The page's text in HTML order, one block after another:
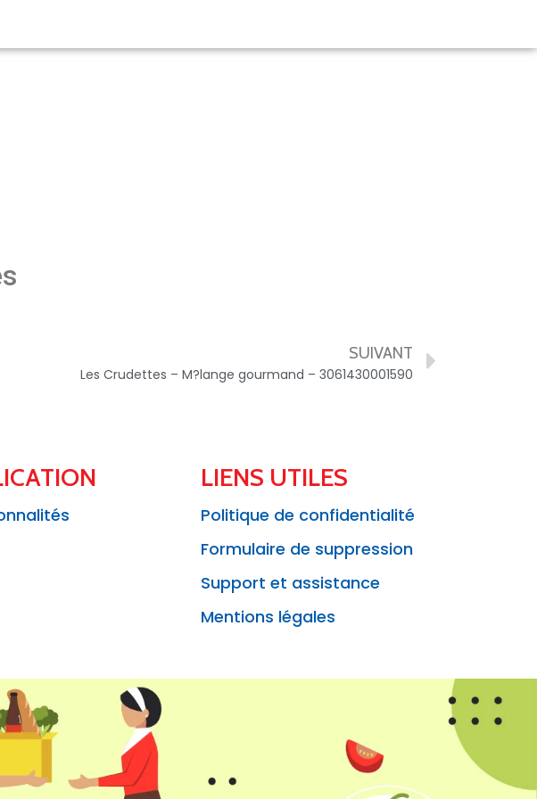
SUIVANT
Les Crudettes – M?lange gourmand – 3061430001590
LIENS UTILES
Politique de confidentialité
Formulaire de suppression
Support et assistance
Mentions légales